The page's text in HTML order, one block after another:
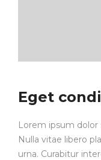
Eget
Lorem ipsum
Nulla vitae libero
urna. Curabitur